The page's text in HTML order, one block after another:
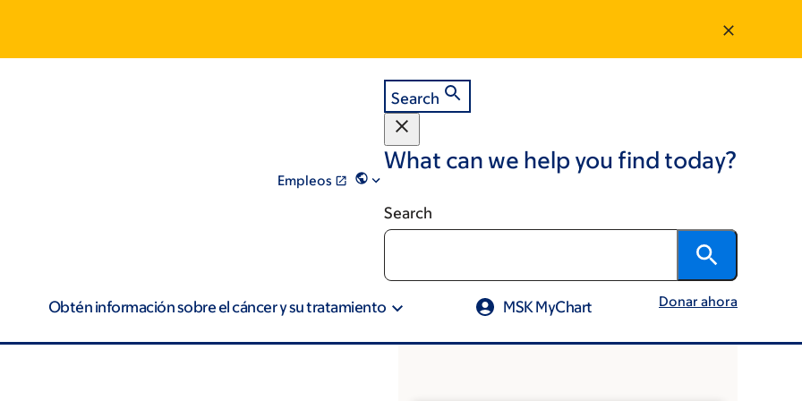
Empleos
Search
What can we help you find today?
Search
Obtén información sobre el cáncer y su tratamiento MSK MyChart Donar ahora